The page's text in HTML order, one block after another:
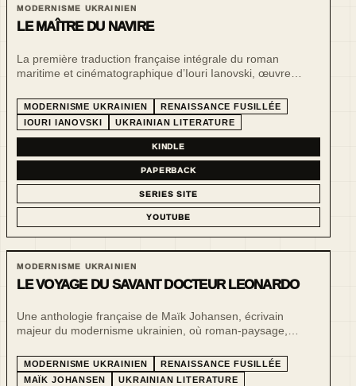
MODERNISME UKRAINIEN
LE MAÎTRE DU NAVIRE
La première traduction française intégrale du roman
maritime et cinématographique d’Iouri Ianovski, œuvre
années 1920.
MODERNISME UKRAINIEN
RENAISSANCE FUSILLÉE
IOURI IANOVSKI
UKRAINIAN LITERATURE
KINDLE
PAPERBACK
SERIES SITE
YOUTUBE
MODERNISME UKRAINIEN
LE VOYAGE DU SAVANT DOCTEUR LEONARDO
Une anthologie française de Maïk Johansen, écrivain
majeur du modernisme ukrainien, où roman-paysage,
expérimentation formelle révèlent une voix libre, ludique et
interrompue par la Grande Terreur.
MODERNISME UKRAINIEN
RENAISSANCE FUSILLÉE
MAÏK JOHANSEN
UKRAINIAN LITERATURE